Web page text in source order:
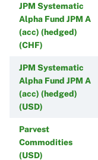
JPM Systematic
Alpha Fund JPM A
(acc) (hedged)
(CHF)
JPM Systematic
Alpha Fund JPM A
(acc) (hedged)
(USD)
Parvest
Commodities
(USD)